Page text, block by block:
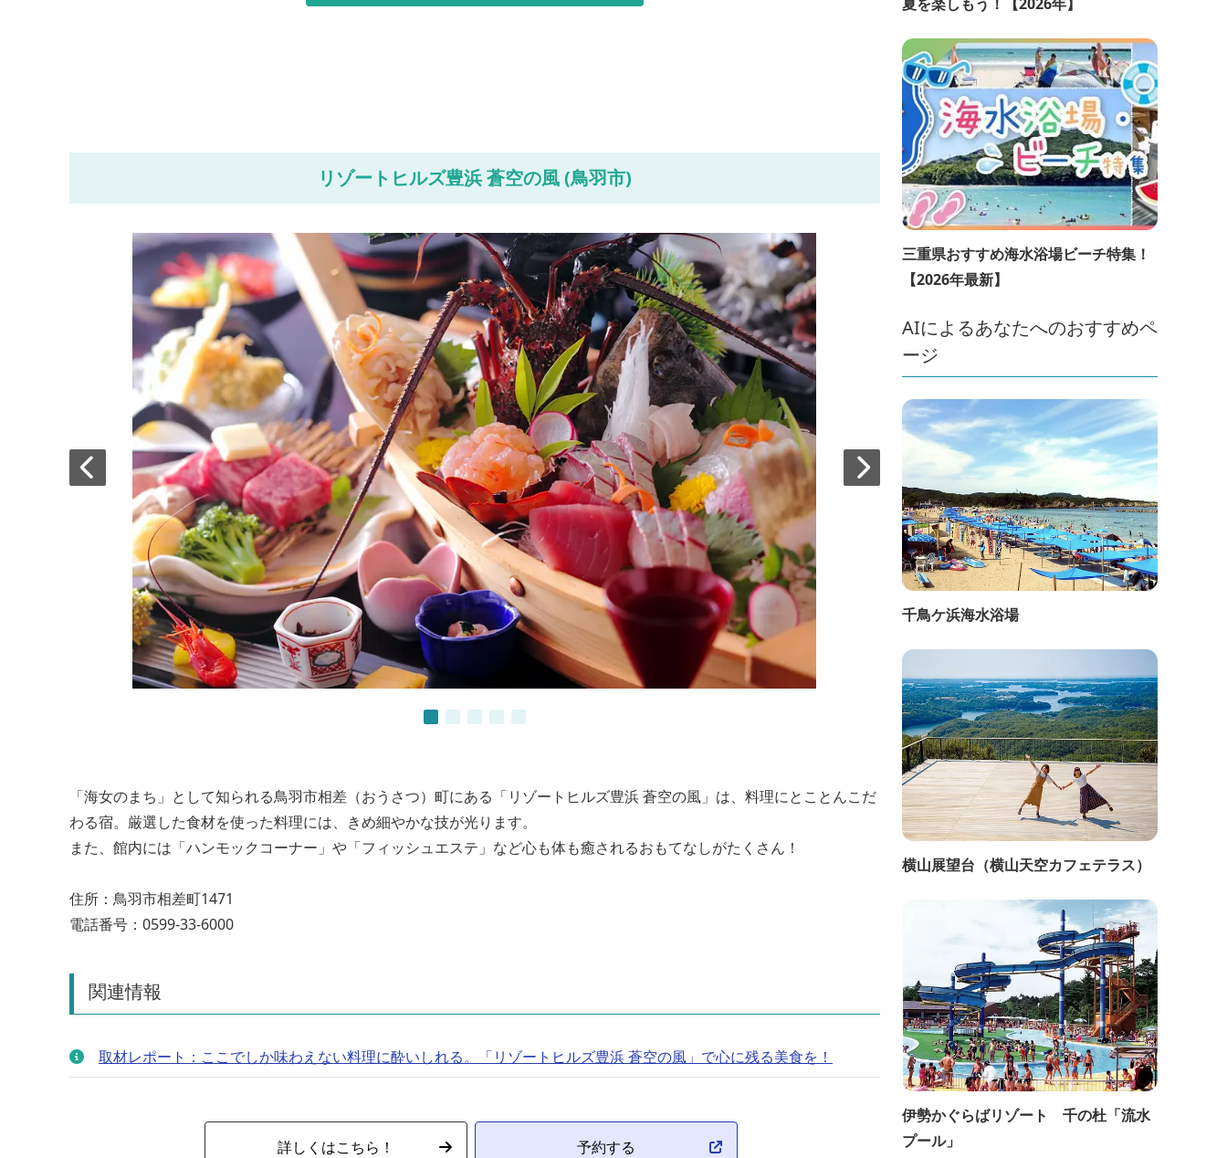
リゾートヒルズ豊浜 蒼空の風 (鳥羽市)
「海女のまち」として知られる鳥羽市相差（おうさつ）町にある「リゾートヒルズ豊浜 蒼空の風」は、料理にとことんこだ
わる宿。厳選した食材を使った料理には、きめ細やかな技が光ります。
また、館内には「ハンモックコーナー」や「フィッシュエステ」など心も体も癒されるおもてなしがたくさん！
住所：鳥羽市相差町1471
電話番号：0599-33-6000
関連情報
取材レポート：ここでしか味わえない料理に酔いしれる。「リゾートヒルズ豊浜 蒼空の風」で心に残る美食を！
詳しくはこちら！ 予約する
三重県おすすめ海水浴場ビーチ特集！
【2026年最新】
AIによるあなたへのおすすめペ
ージ
千鳥ケ浜海水浴場
横山展望台（横山天空カフェテラス）
伊勢かぐらばリゾート 千の杜「流水
プール」